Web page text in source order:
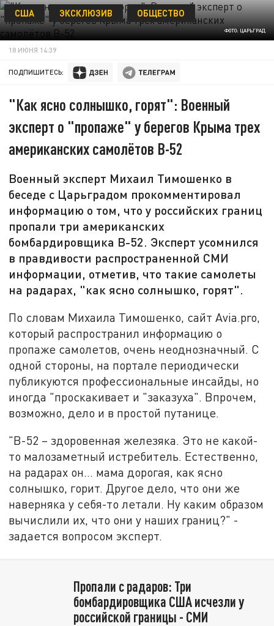
ФОТО: ЦАРЬГРАД
США ЭКСКЛЮЗИВ ОБЩЕСТВО
18 ИЮНЯ 14:39
ПОДПИШИТЕСЬ:
"Как ясно солнышко, горят": Военный
эксперт о "пропаже" у берегов Крыма трех
американских самолётов B-52
Военный эксперт Михаил Тимошенко в
беседе с Царьградом прокомментировал
информацию о том, что у российских границ
пропали три американских
бомбардировщика B-52. Эксперт усомнился
в правдивости распространенной СМИ
информации, отметив, что такие самолеты
на радарах, "как ясно солнышко, горят".
По словам Михаила Тимошенко, сайт Avia.pro,
который распространил информацию о
пропаже самолетов, очень неоднозначный. С
одной стороны, на портале периодически
публикуются профессиональные инсайды, но
иногда "проскакивает и "заказуха". Впрочем,
возможно, дело и в простой путанице.
"B-52 – здоровенная железяка. Это не какой-
то малозаметный истребитель. Естественно,
на радарах он… мама дорогая, как ясно
солнышко, горит. Другое дело, что они же
наверняка у себя-то летали. Ну каким образом
вычислили их, что они у наших границ?" -
задается вопросом эксперт.
Пропали с радаров: Три
бомбардировщика США исчезли у
российской границы - СМИ